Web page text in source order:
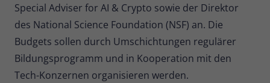
Special Adviser for AI & Crypto sowie der Direktor
des National Science Foundation (NSF) an. Die
Budgets sollen durch Umschichtungen regulärer
Bildungsprogramm und in Kooperation mit den
Tech-Konzernen organisieren werden.